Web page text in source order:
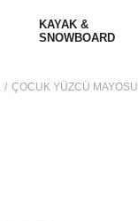
KAYAK &
SNOWBOARD
ÇOCUK YÜZCÜ MAYOSU